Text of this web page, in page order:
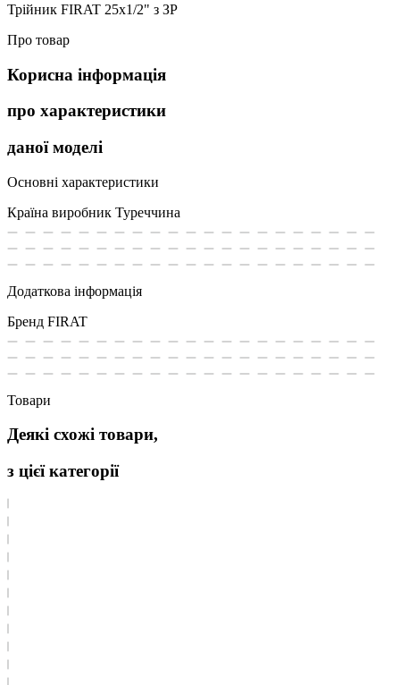
Трійник FIRAT 25х1/2" з ЗР
Про товар
Корисна інформація
про характеристики
даної моделі
Основні характеристики
Країна виробник Туреччина
Додаткова інформація
Бренд FIRAT
Товари
Деякі схожі товари,
з цієї категорії